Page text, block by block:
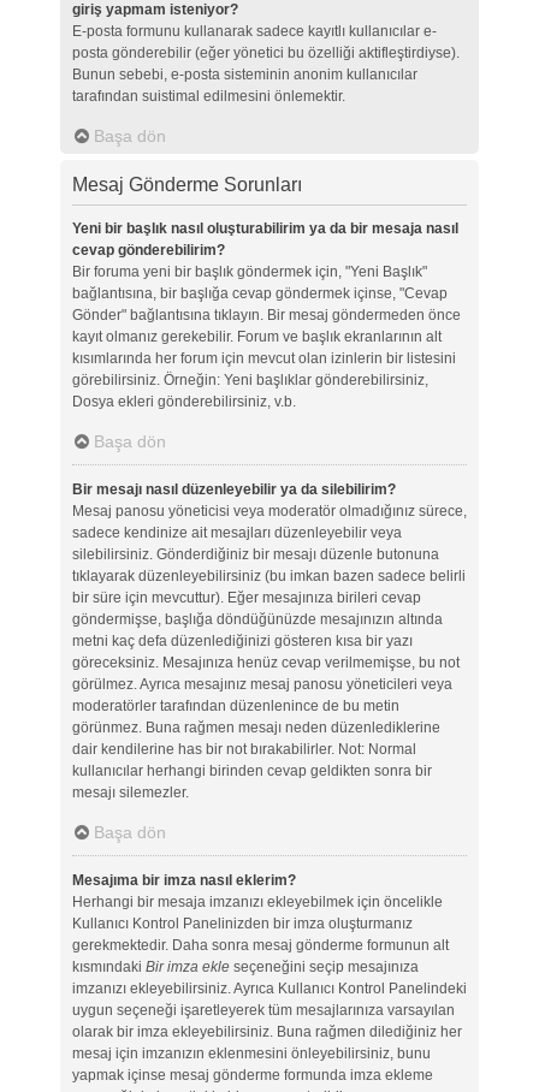
giriş yapmam isteniyor?
E-posta formunu kullanarak sadece kayıtlı kullanıcılar e-
posta gönderebilir (eğer yönetici bu özelliği aktifleştirdiyse).
Bunun sebebi, e-posta sisteminin anonim kullanıcılar
tarafından suistimal edilmesini önlemektir.
Başa dön
Mesaj Gönderme Sorunları
Yeni bir başlık nasıl oluşturabilirim ya da bir mesaja nasıl
cevap gönderebilirim?
Bir foruma yeni bir başlık göndermek için, "Yeni Başlık"
bağlantısına, bir başlığa cevap göndermek içinse, "Cevap
Gönder" bağlantısına tıklayın. Bir mesaj göndermeden önce
kayıt olmanız gerekebilir. Forum ve başlık ekranlarının alt
kısımlarında her forum için mevcut olan izinlerin bir listesini
görebilirsiniz. Örneğin: Yeni başlıklar gönderebilirsiniz,
Dosya ekleri gönderebilirsiniz, v.b.
Başa dön
Bir mesajı nasıl düzenleyebilir ya da silebilirim?
Mesaj panosu yöneticisi veya moderatör olmadığınız sürece,
sadece kendinize ait mesajları düzenleyebilir veya
silebilirsiniz. Gönderdiğiniz bir mesajı düzenle butonuna
tıklayarak düzenleyebilirsiniz (bu imkan bazen sadece belirli
bir süre için mevcuttur). Eğer mesajınıza birileri cevap
göndermişse, başlığa döndüğünüzde mesajınızın altında
metni kaç defa düzenlediğinizi gösteren kısa bir yazı
göreceksiniz. Mesajınıza henüz cevap verilmemişse, bu not
görülmez. Ayrıca mesajınız mesaj panosu yöneticileri veya
moderatörler tarafından düzenlenince de bu metin
görünmez. Buna rağmen mesajı neden düzenlediklerine
dair kendilerine has bir not bırakabilirler. Not: Normal
kullanıcılar herhangi birinden cevap geldikten sonra bir
mesajı silemezler.
Başa dön
Mesajıma bir imza nasıl eklerim?
Herhangi bir mesaja imzanızı ekleyebilmek için öncelikle
Kullanıcı Kontrol Panelinizden bir imza oluşturmanız
gerekmektedir. Daha sonra mesaj gönderme formunun alt
kısmındaki Bir imza ekleseçeneğini seçip mesajınıza
imzanızı ekleyebilirsiniz. Ayrıca Kullanıcı Kontrol Panelindeki
uygun seçeneği işaretleyerek tüm mesajlarınıza varsayılan
olarak bir imza ekleyebilirsiniz. Buna rağmen dilediğiniz her
mesaj için imzanızın eklenmesini önleyebilirsiniz, bunu
yapmak içinse mesaj gönderme formunda imza ekleme